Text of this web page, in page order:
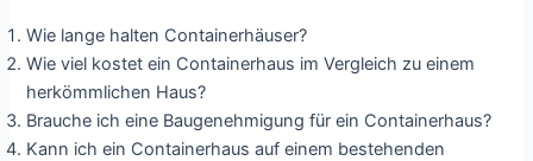
Wie lange halten Containerhäuser?
Wie viel kostet ein Containerhaus im Vergleich zu einem
herkömmlichen Haus?
Brauche ich eine Baugenehmigung für ein Containerhaus?
Kann ich ein Containerhaus auf einem bestehenden